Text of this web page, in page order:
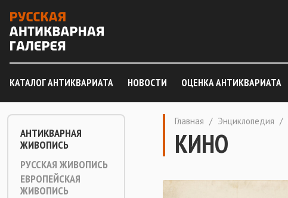
КАТАЛОГ АНТИКВАРИАТА НОВОСТИ ОЦЕНКА АНТИКВАРИАТА
АНТИКВАРНАЯ
ЖИВОПИСЬ
РУССКАЯ ЖИВОПИСЬ
ЕВРОПЕЙСКАЯ
ЖИВОПИСЬ
Главная / Энциклопедия /
КИНО